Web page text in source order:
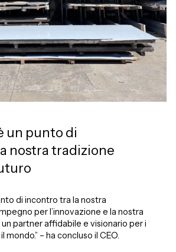
un punto di
nostra tradizione
di incontro tra la nostra
per l’innovazione e la nostra
partner affidabile e visionario per i
– ha concluso il CEO.